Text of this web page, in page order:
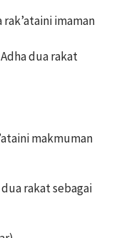
imaman
dua rakat
makmuman
rakat sebagai